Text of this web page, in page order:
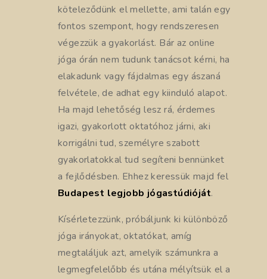
köteleződünk el mellette, ami talán egy
fontos szempont, hogy rendszeresen
végezzük a gyakorlást. Bár az online
jóga órán nem tudunk tanácsot kérni, ha
elakadunk vagy fájdalmas egy ászaná
felvétele, de adhat egy kiinduló alapot.
Ha majd lehetőség lesz rá, érdemes
igazi, gyakorlott oktatóhoz járni, aki
korrigálni tud, személyre szabott
gyakorlatokkal tud segíteni bennünket
a fejlődésben. Ehhez keressük majd fel
Budapest legjobb jógastúdióját.
Kísérletezzünk, próbáljunk ki különböző
jóga irányokat, oktatókat, amíg
megtaláljuk azt, amelyik számunkra a
legmegfelelőbb és utána mélyítsük el a